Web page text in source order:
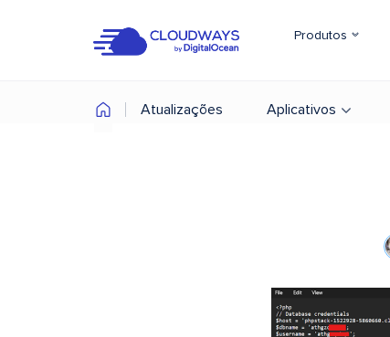
Produtos
Atualizações Aplicativos